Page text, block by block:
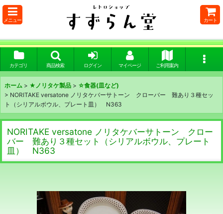
メニュー カート
カテゴリ 商品検索 ログイン マイページ ご利用案内
ホーム > ★ノリタケ製品 > ☆食器(皿など)
> NORITAKE versatone ノリタケバーサトーン クローバー 難あり３種セッ
ト（シリアルボウル、プレート皿） N363
NORITAKE versatone ノリタケバーサトーン クロー
バー 難あり３種セット（シリアルボウル、プレート
皿） N363